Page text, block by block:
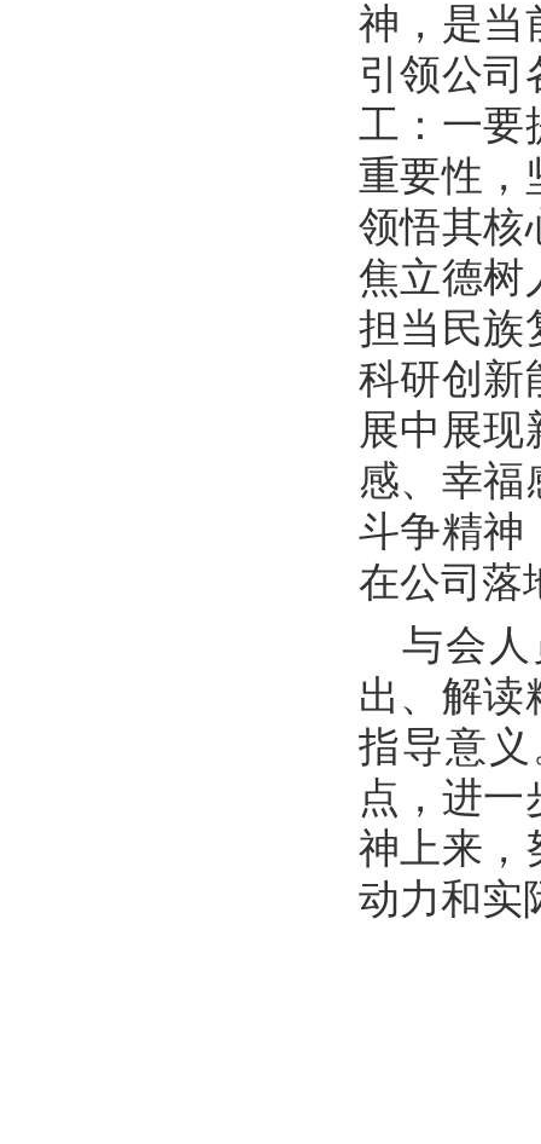
神，是当
引领公司
工：一要
重要性，
领悟其核
焦立德树
担当民族
科研创新
展中展
感、幸福
斗争精神
在公司落
与会
出、解读
指导意
点，进
神上来，
动力和实